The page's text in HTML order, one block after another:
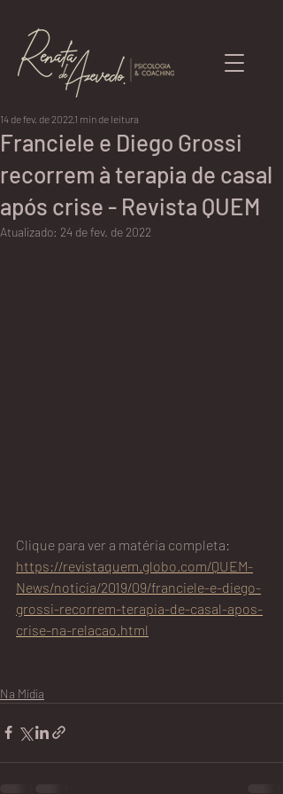
Franciele e Diego Grossi
recorrem à terapia de casal
após crise - Revista QUEM
14 de fev. de 2022 1 min de leitura
Atualizado: 24 de fev. de 2022
Clique para ver a matéria completa:
https://revistaquem.globo.com/QUEM-
News/noticia/2019/09/franciele-e-diego-
grossi-recorrem-terapia-de-casal-apos-
crise-na-relacao.html
Na Mídia